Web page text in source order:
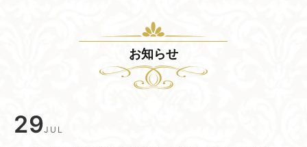
お知らせ
29JUL